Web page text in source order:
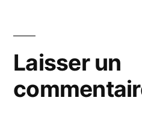
Laisser un